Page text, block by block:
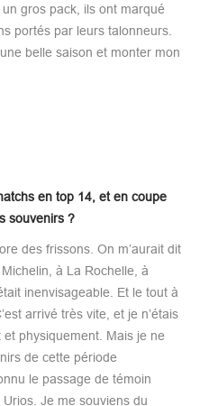
gros pack, ils ont marqué
portés par leurs talonneurs.
belle saison et monter mon
en top 14, et en coupe
souvenirs ?
des frissons. On m’aurait dit
à La Rochelle, à
inenvisageable. Et le tout à
arrivé très vite, et je n’étais
physiquement. Mais je ne
de cette période
le passage de témoin
Je me souviens du